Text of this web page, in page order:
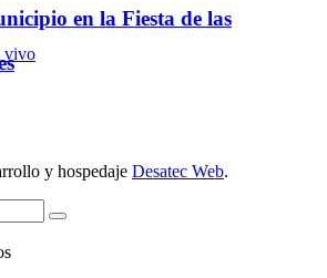
en la Fiesta de las
vivo
y hospedaje Desatec Web.